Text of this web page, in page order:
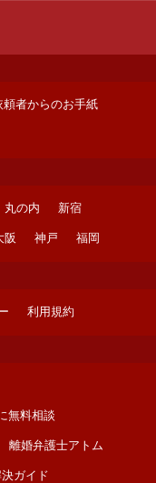
頼者からのお手紙
丸の内 新宿
阪 神戸 福岡
利用規約
無料相談
離婚弁護士アトム
ガイド